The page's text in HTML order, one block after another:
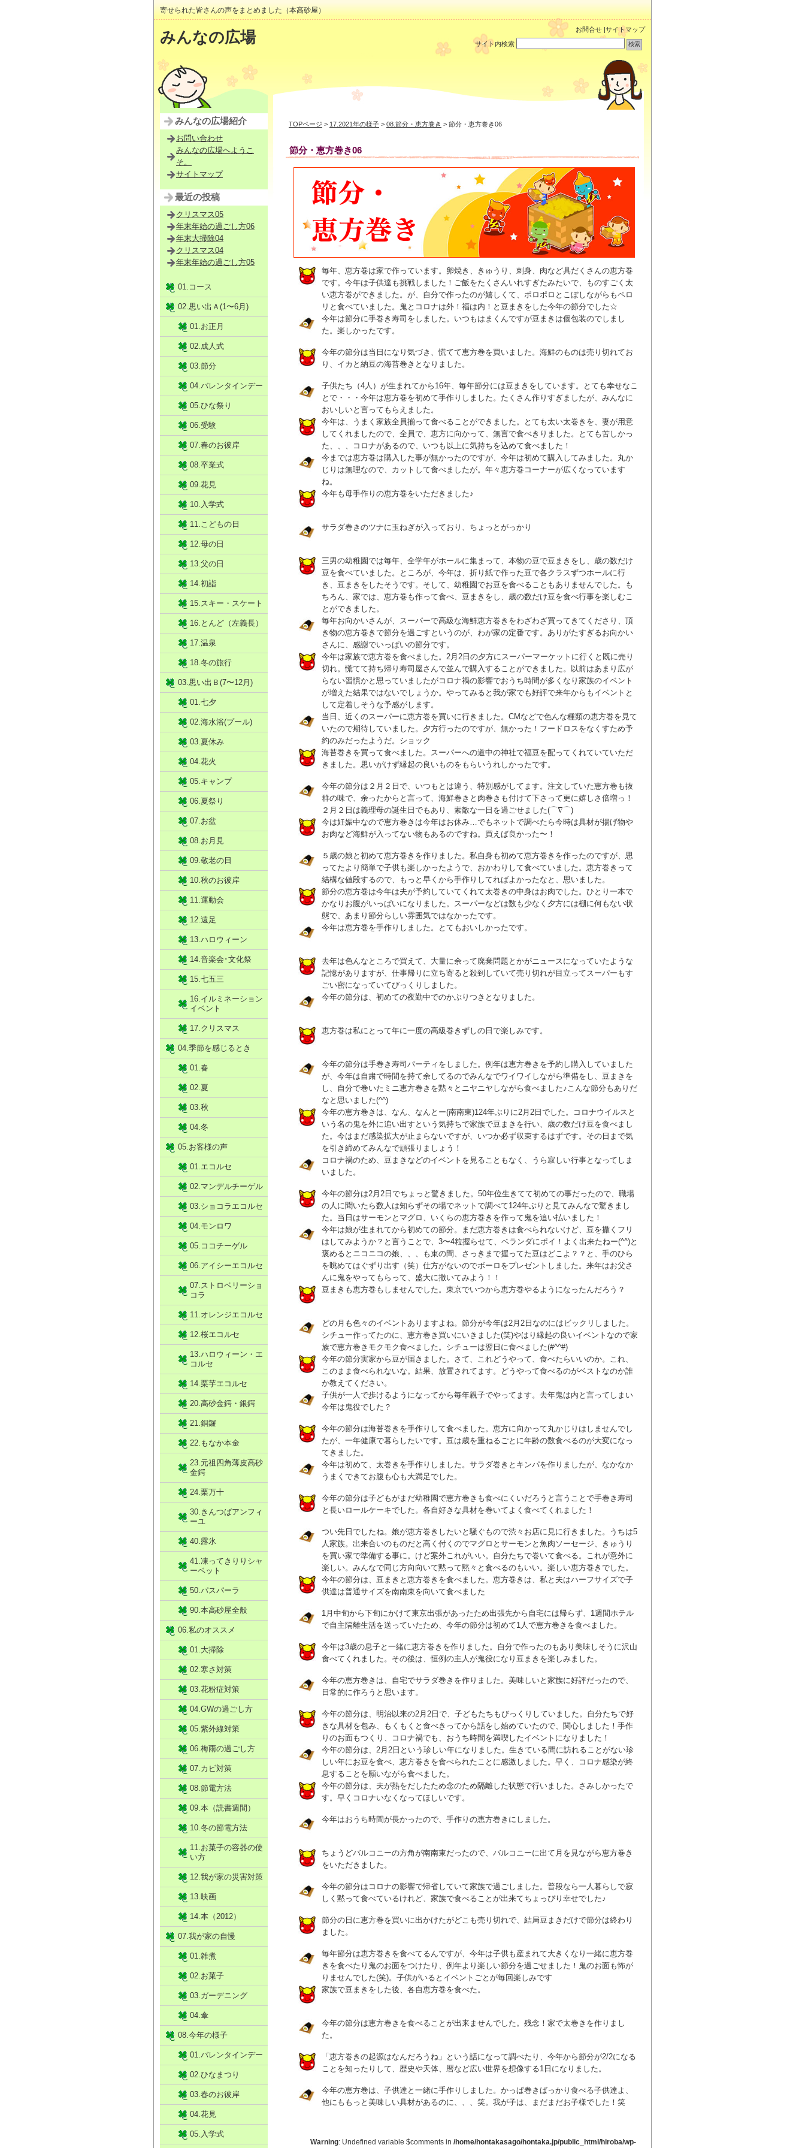
寄せられた皆さんの声をまとめました（本高砂屋）
みんなの広場 お問合せ |サイトマップ
サイト内検索
TOPページ > 17.2021年の様子 > 08.節分・恵方巻き > 節分・恵方巻き06
節分・恵方巻き06
毎年、恵方巻は家で作っています。卵焼き、きゅうり、刺身、肉など具だくさんの恵方巻
です。今年は子供達も挑戦しました！ご飯をたくさんいれすぎたみたいで、ものすごく太
い恵方巻ができました。が、自分で作ったのが嬉しくて、ポロポロとこぼしながらもペロ
リと食べていました。鬼とコロナは外！福は内！と豆まきをした今年の節分でした☆
今年は節分に手巻き寿司をしました。いつもはまくんですが豆まきは個包装のでしまし
た。楽しかったです。
今年の節分は当日になり気づき、慌てて恵方巻を買いました。海鮮のものは売り切れてお
り、イカと納豆の海苔巻きとなりました。
子供たち（4人）が生まれてから16年、毎年節分には豆まきをしています。とても幸せなこ
とで・・・今年は恵方巻を初めて手作りしました。たくさん作りすぎましたが、みんなに
おいしいと言ってもらえました。
今年は、うまく家族全員揃って食べることができました。とても太い太巻きを、妻が用意
してくれましたので、全員で、恵方に向かって、無言で食べきりました。とても苦しかっ
た、、、コロナがあるので、いつも以上に気持ちを込めて食べました！
今までは恵方巻は購入した事が無かったのですが、今年は初めて購入してみました。丸か
じりは無理なので、カットして食べましたが。年々恵方巻コーナーが広くなっています
ね。
今年も母手作りの恵方巻をいただきました♪
サラダ巻きのツナに玉ねぎが入っており、ちょっとがっかり
三男の幼稚園では毎年、全学年がホールに集まって、本物の豆で豆まきをし、歳の数だけ
豆を食べていました。ところが、今年は、折り紙で作った豆で各クラスずつホールに行
き、豆まきをしたそうです。そして、幼稚園でお豆を食べることもありませんでした。も
ちろん、家では、恵方巻も作って食べ、豆まきをし、歳の数だけ豆を食べ行事を楽しむこ
とができました。
毎年お向かいさんが、スーパーで高級な海鮮恵方巻きをわざわざ買ってきてくださり、頂
き物の恵方巻きで節分を過ごすというのが、わが家の定番です。ありがたすぎるお向かい
さんに、感謝でいっぱいの節分です。
今年は家族で恵方巻を食べました。2月2日の夕方にスーパーマーケットに行くと既に売り
切れ。慌てて持ち帰り寿司屋さんで並んで購入することができました。以前はあまり広が
らない習慣かと思っていましたがコロナ禍の影響でおうち時間が多くなり家族のイベント
が増えた結果ではないでしょうか。やってみると我が家でも好評で来年からもイベントと
して定着しそうな予感がします。
当日、近くのスーパーに恵方巻を買いに行きました。CMなどで色んな種類の恵方巻を見て
いたので期待していました。夕方行ったのですが、無かった！フードロスをなくすため予
約のみだったようだ。ショック
海苔巻きを買って食べました。スーパーへの道中の神社で福豆を配ってくれていていただ
きました。思いがけず縁起の良いものをもらいうれしかったです。
今年の節分は２月２日で、いつもとは違う、特別感がしてます。注文していた恵方巻も抜
群の味で、余ったからと言って、海鮮巻きと肉巻きも付けて下さって更に嬉しさ倍増っ！
２月２日は義理母の誕生日でもあり、素敵な一日を過ごせました(⌒∇⌒)
今は妊娠中なので恵方巻きは今年はお休み…でもネットで調べたら今時は具材が揚げ物や
お肉など海鮮が入ってない物もあるのですね。買えば良かった〜！
５歳の娘と初めて恵方巻きを作りました。私自身も初めて恵方巻きを作ったのですが、思
ってたより簡単で子供も楽しかったようで、おかわりして食べていました。恵方巻きって
結構な値段するので、もっと早くから手作りしてればよかったなと、思いました。
節分の恵方巻は今年は夫が予約していてくれて太巻きの中身はお肉でした。ひとり一本で
かなりお腹がいっぱいになりました。スーパーなどは数も少なく夕方には棚に何もない状
態で、あまり節分らしい雰囲気ではなかったです。
今年は恵方巻を手作りしました。とてもおいしかったです。
去年は色んなところで買えて、大量に余って廃棄問題とかがニュースになっていたような
記憶がありますが、仕事帰りに立ち寄ると殺到していて売り切れが目立ってスーパーもす
ごい密になっていてびっくりしました。
今年の節分は、初めての夜勤中でのかぶりつきとなりました。
恵方巻は私にとって年に一度の高級巻きずしの日で楽しみです。
今年の節分は手巻き寿司パーティをしました。例年は恵方巻きを予約し購入していました
が、今年は自粛で時間を持て余してるのでみんなでワイワイしながら準備をし、豆まきを
し、自分で巻いたミニ恵方巻きを黙々とニヤニヤしながら食べました♪こんな節分もありだ
なと思いました(^^)
今年の恵方巻きは、なん、なんとー(南南東)124年ぶりに2月2日でした。コロナウイルスと
いう名の鬼を外に追い出すという気持ちで家族で豆まきを行い、歳の数だけ豆を食べまし
た。今はまだ感染拡大が止まらないですが、いつか必ず収束するはずです。その日まで気
を引き締めてみんなで頑張りましょう！
コロナ禍のため、豆まきなどのイベントを見ることもなく、うら寂しい行事となってしま
いました。
今年の節分は2月2日でちょっと驚きました。50年位生きてて初めての事だったので、職場
の人に聞いたら数人は知らずその場でネットで調べて124年ぶりと見てみんなで驚きまし
た。当日はサーモンとマグロ、いくらの恵方巻きを作って鬼を追い払いました！
今年は娘が生まれてから初めての節分。まだ恵方巻きは食べられないけど、豆を撒くフリ
はしてみようか？と言うことで、3〜4粒握らせて、ベランダにポイ！よく出来たねー(^^)と
褒めるとニコニコの娘、、、も束の間、さっきまで握ってた豆はどこよ？？と、手のひら
を眺めてはぐずり出す（笑）仕方がないのでボーロをプレゼントしました。来年はお父さ
んに鬼をやってもらって、盛大に撒いてみよう！！
豆まきも恵方巻もしませんでした。東京でいつから恵方巻やるようになったんだろう？
どの月も色々のイベントありますよね。節分が今年は2月2日なのにはビックリしました。
シチュー作ってたのに、恵方巻き買いにいきました(笑)やはり縁起の良いイベントなので家
族で恵方巻きモクモク食べました。シチューは翌日に食べました(#^^#)
今年の節分実家から豆が届きました。さて、これどうやって、食べたらいいのか。これ、
このまま食べられないな。結果、放置されてます。どうやって食べるのがベストなのか誰
か教えてください。
子供が一人で歩けるようになってから毎年親子でやってます。去年鬼は内と言ってしまい
今年は鬼役でした？
今年の節分は海苔巻きを手作りして食べました。恵方に向かって丸かじりはしませんでし
たが、一年健康で暮らしたいです。豆は歳を重ねるごとに年齢の数食べるのが大変になっ
てきました。
今年は初めて、太巻きを手作りしました。サラダ巻きとキンパを作りましたが、なかなか
うまくできてお腹も心も大満足でした。
今年の節分は子どもがまだ幼稚園で恵方巻きも食べにくいだろうと言うことで手巻き寿司
と長いロールケーキでした。各自好きな具材を巻いてよく食べてくれました！
つい先日でしたね。娘が恵方巻きしたいと騒ぐもので渋々お店に見に行きました。うちは5
人家族。出来合いのものだと高く付くのでマグロとサーモンと魚肉ソーセージ、きゅうり
を買い家で準備する事に。けど案外これがいい。自分たちで巻いて食べる。これが意外に
楽しい。みんなで同じ方向向いて黙って黙々と食べるのもいい。楽しい恵方巻きでした。
今年の節分は、豆まきと恵方巻きを食べました。恵方巻きは、私と夫はハーフサイズで子
供達は普通サイズを南南東を向いて食べました
1月中旬から下旬にかけて東京出張があったため出張先から自宅には帰らず、1週間ホテル
で自主隔離生活を送っていたため、今年の節分は初めて1人で恵方巻きを食べました。
今年は3歳の息子と一緒に恵方巻きを作りました。自分で作ったのもあり美味しそうに沢山
食べてくれました。その後は、恒例の主人が鬼役になり豆まきを楽しみました。
今年の恵方巻きは、自宅でサラダ巻きを作りました。美味しいと家族に好評だったので、
日常的に作ろうと思います。
今年の節分は、明治以来の2月2日で、子どもたちもびっくりしていました。自分たちで好
きな具材を包み、もくもくと食べきってから話をし始めていたので、関心しました！手作
りのお面もつくり、コロナ禍でも、おうち時間を満喫したイベントになりました！
今年の節分は、2月2日という珍しい年になりました。生きている間に訪れることがない珍
しい年にお豆を食べ、恵方巻きを食べられたことに感激しました。早く、コロナ感染が終
息することを願いながら食べました。
今年の節分は、夫が熱をだしたため念のため隔離した状態で行いました。さみしかったで
す。早くコロナいなくなってほしいです。
今年はおうち時間が長かったので、手作りの恵方巻きにしました。
ちょうどバルコニーの方角が南南東だったので、バルコニーに出て月を見ながら恵方巻き
をいただきました。
今年の節分はコロナの影響で帰省していて家族で過ごしました。普段なら一人暮らしで寂
しく黙って食べているけれど、家族で食べることが出来てちょっぴり幸せでした♪
節分の日に恵方巻を買いに出かけたがどこも売り切れで、結局豆まきだけで節分は終わり
ました。
毎年節分は恵方巻きを食べてるんですが、今年は子供も産まれて大きくなり一緒に恵方巻
きを食べたり鬼のお面をつけたり、例年より楽しい節分を過ごせました！鬼のお面も怖が
りませんでした(笑)。子供がいるとイベントごとが毎回楽しみです
家族で豆まきをした後、各自恵方巻を食べた。
今年の節分は恵方巻きを食べることが出来ませんでした。残念！家で太巻きを作りまし
た。
「恵方巻きの起源はなんだろうね」という話になって調べたり、今年から節分が2/2になる
ことを知ったりして、歴史や天体、暦など広い世界を想像する1日になりました。
今年の恵方巻は、子供達と一緒に手作りしました。かっぱ巻きばっかり食べる子供達よ、
他にももっと美味しい具材があるのに、、、笑。我が子は、まだまだお子様でした！笑
Warning: Undefined variable $comments in /home/hontakasago/hontaka.jp/public_html/hiroba/wp-
みんなの広場紹介
お問い合わせ
みんなの広場へようこ
そ。
サイトマップ
最近の投稿
クリスマス05
年末年始の過ごし方06
年末大掃除04
クリスマス04
年末年始の過ごし方05
01.コース
02.思い出Ａ(1〜6月)
01.お正月
02.成人式
03.節分
04.バレンタインデー
05.ひな祭り
06.受験
07.春のお彼岸
08.卒業式
09.花見
10.入学式
11.こどもの日
12.母の日
13.父の日
14.初詣
15.スキー・スケート
16.とんど（左義長）
17.温泉
18.冬の旅行
03.思い出Ｂ(7〜12月)
01.七夕
02.海水浴(プール)
03.夏休み
04.花火
05.キャンプ
06.夏祭り
07.お盆
08.お月見
09.敬老の日
10.秋のお彼岸
11.運動会
12.遠足
13.ハロウィーン
14.音楽会･文化祭
15.七五三
16.イルミネーション
イベント
17.クリスマス
04.季節を感じるとき
01.春
02.夏
03.秋
04.冬
05.お客様の声
01.エコルセ
02.マンデルチーゲル
03.ショコラエコルセ
04.モンロワ
05.ココチーゲル
06.アイシーエコルセ
07.ストロベリーショ
コラ
11.オレンジエコルセ
12.桜エコルセ
13.ハロウィーン・エ
コルセ
14.栗芋エコルセ
20.高砂金鍔・銀鍔
21.銅鑼
22.もなか本金
23.元祖四角薄皮高砂
金鍔
24.栗万十
30.きんつばアンフィ
ーユ
40.露氷
41.凍ってきりりシャ
ーベット
50.パスパーラ
90.本高砂屋全般
06.私のオススメ
01.大掃除
02.寒さ対策
03.花粉症対策
04.GWの過ごし方
05.紫外線対策
06.梅雨の過ごし方
07.カビ対策
08.節電方法
09.本（読書週間）
10.冬の節電方法
11.お菓子の容器の使
い方
12.我が家の災害対策
13.映画
14.本（2012）
07.我が家の自慢
01.雑煮
02.お菓子
03.ガーデニング
04.傘
08.今年の様子
01.バレンタインデー
02.ひなまつり
03.春のお彼岸
04.花見
05.入学式